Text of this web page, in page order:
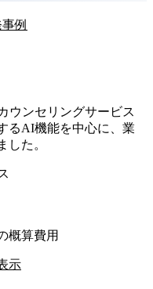
例
ウンセリングサービス
るAI機能を中心に、業
した。
概算費用
示